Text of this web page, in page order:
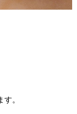
す。